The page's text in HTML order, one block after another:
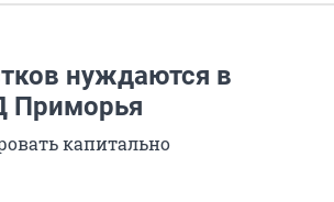
нуждаются в
Приморья
капитально